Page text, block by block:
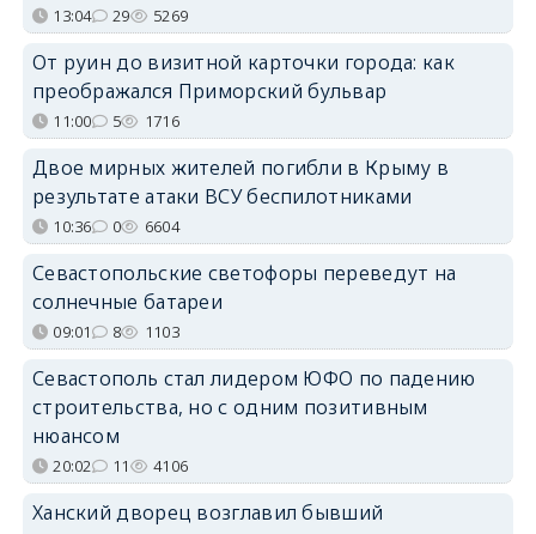
13:04 29 5269
От руин до визитной карточки города: как
преображался Приморский бульвар
11:00 5 1716
Двое мирных жителей погибли в Крыму в
результате атаки ВСУ беспилотниками
10:36 0 6604
Севастопольские светофоры переведут на
солнечные батареи
09:01 8 1103
Севастополь стал лидером ЮФО по падению
строительства, но с одним позитивным
нюансом
20:02 11 4106
Ханский дворец возглавил бывший